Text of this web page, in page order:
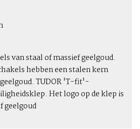
van staal of massief geelgoud.
hebben een stalen kern
TUDOR 'T-fit'-
Het logo op de klep is
geelgoud